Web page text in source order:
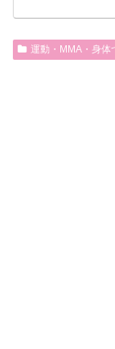
運動・MMA・身体